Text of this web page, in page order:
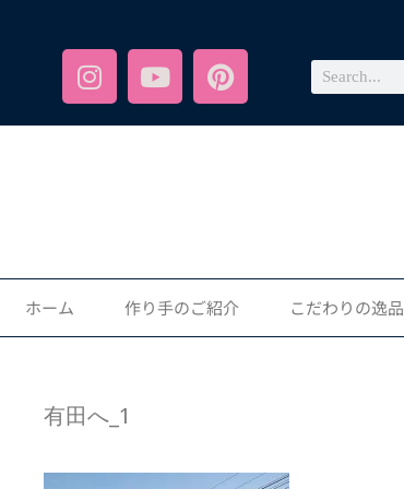
ホーム 作り手のご紹介 こだわりの逸品
有田へ_1